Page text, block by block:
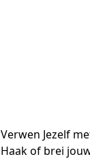
Verwen Jezelf
Haak of brei